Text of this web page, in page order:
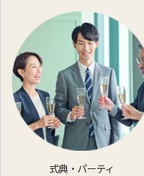
式典・パーティ